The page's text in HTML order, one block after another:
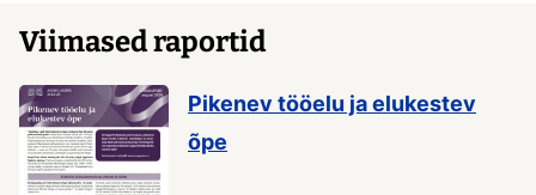
Viimased raportid
Pikenev tööelu ja elukestev
õpe